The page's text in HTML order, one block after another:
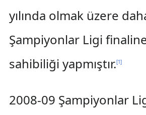
yılında olmak üzere
Şampiyonlar Ligi
sahibiliği yapmıştır.[1]
2008-09 Şampiyonlar